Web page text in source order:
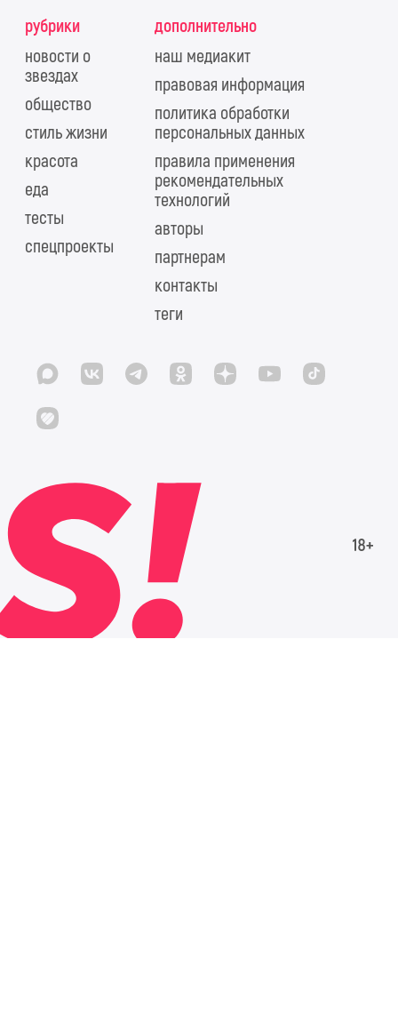
рубрики
новости о
звездах
общество
стиль жизни
красота
еда
тесты
спецпроекты
дополнительно
наш медиакит
правовая информация
политика обработки
персональных данных
правила применения
рекомендательных
технологий
авторы
партнерам
контакты
теги